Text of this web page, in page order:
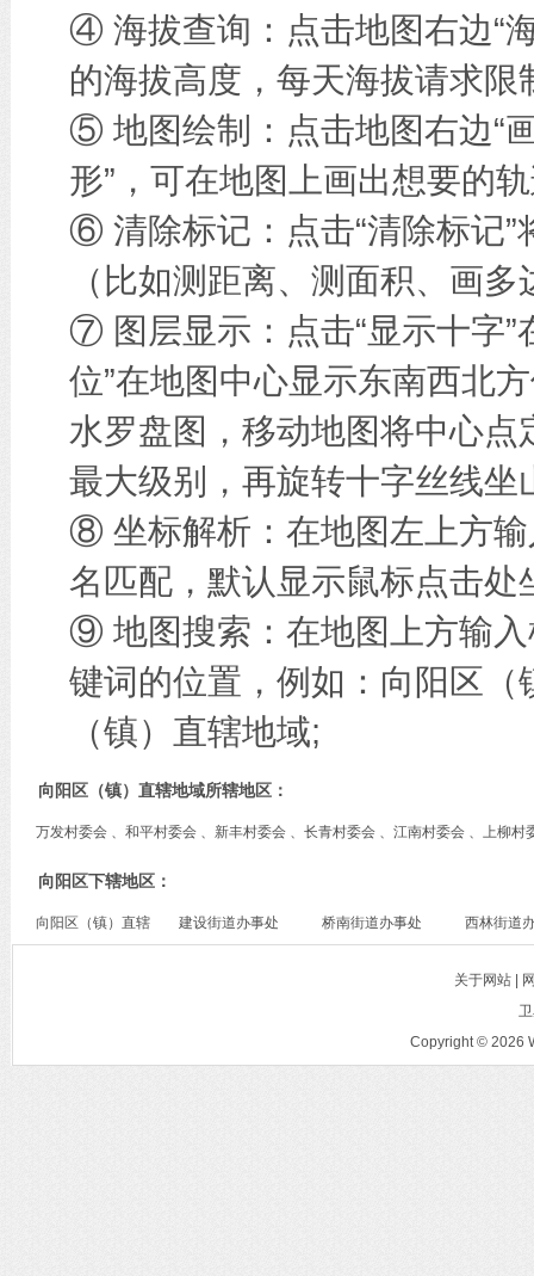
④ 海拔查询：点击地图右边“
的海拔高度，每天海拔请求
⑤ 地图绘制：点击地图右边“画
形”，可在地图上画出想要的
⑥ 清除标记：点击“清除标记
（比如测距离、测面积、画多
⑦ 图层显示：点击“显示十字”
位”在地图中心显示东南西北
水罗盘图，移动地图将中心
最大级别，再旋转十字丝线坐
⑧ 坐标解析：在地图左上方
名匹配，默认显示鼠标点击处
⑨ 地图搜索：在地图上方输
键词的位置，例如：向阳区
（镇）直辖地域;
向阳区（镇）直辖地域所辖地区：
万发村委会 、和平村委会 、新丰村委会 、长青村委会 、江南村委会 、上柳村
向阳区下辖地区：
向阳区（镇）直辖
建设街道办事处 桥南街道办事处 西林街道
关于网站 |
Copyright © 2026